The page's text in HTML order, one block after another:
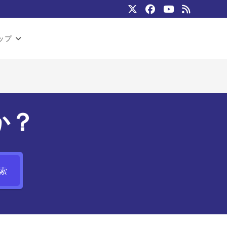
プ